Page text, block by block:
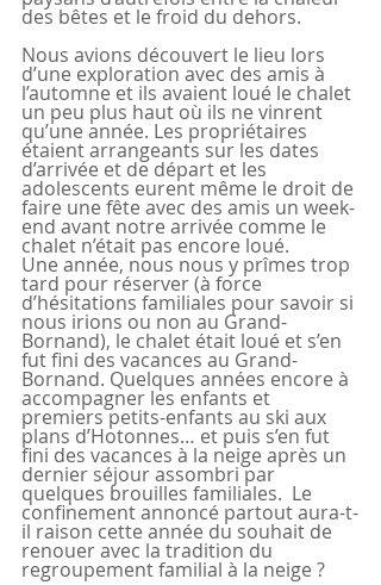
des bêtes et le froid du dehors.
Nous avions découvert le lieu lors
d’une exploration avec des amis à
l’automne et ils avaient loué le chalet
un peu plus haut où ils ne vinrent
qu’une année. Les propriétaires
étaient arrangeants sur les dates
d’arrivée et de départ et les
adolescents eurent même le droit de
faire une fête avec des amis un week-
end avant notre arrivée comme le
chalet n’était pas encore loué.
Une année, nous nous y prîmes trop
tard pour réserver (à force
d’hésitations familiales pour savoir si
nous irions ou non au Grand-
Bornand), le chalet était loué et s’en
fut fini des vacances au Grand-
Bornand. Quelques années encore à
accompagner les enfants et
premiers petits-enfants au ski aux
plans d’Hotonnes… et puis s’en fut
fini des vacances à la neige après un
dernier séjour assombri par
quelques brouilles familiales.  Le
confinement annoncé partout aura-t-
il raison cette année du souhait de
renouer avec la tradition du
regroupement familial à la neige ?